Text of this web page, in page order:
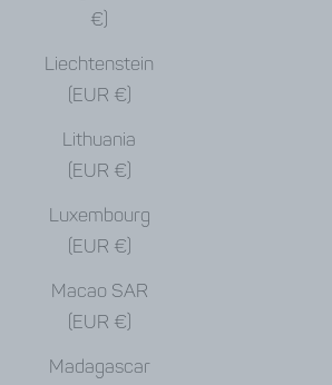
€)
Liechtenstein
(EUR €)
Lithuania
(EUR €)
Luxembourg
(EUR €)
Macao SAR
(EUR €)
Madagascar